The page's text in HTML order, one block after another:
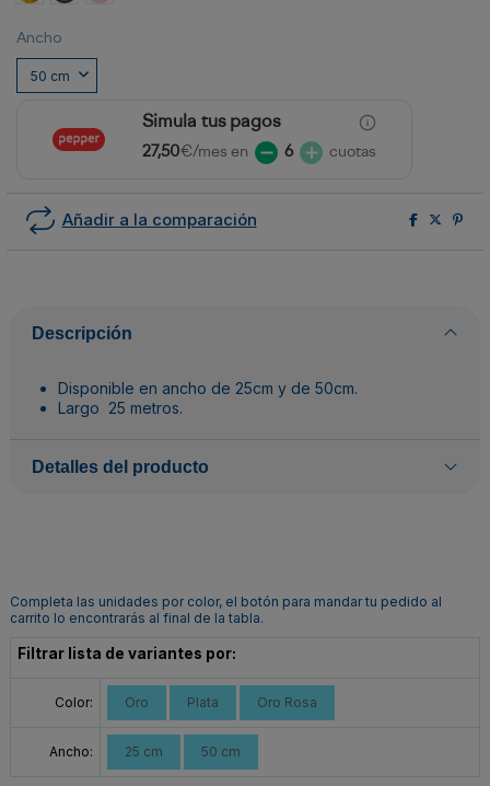
Ancho
Simula tus pagos
27,50€/mes en 6 cuotas
Añadir a la comparación
Descripción
Disponible en ancho de 25cm y de 50cm.
Largo 25 metros.
Detalles del producto
Completa las unidades por color, el botón para mandar tu pedido al
carrito lo encontrarás al final de la tabla.
Filtrar lista de variantes por:
Color: Oro Plata Oro Rosa
Ancho: 25 cm 50 cm